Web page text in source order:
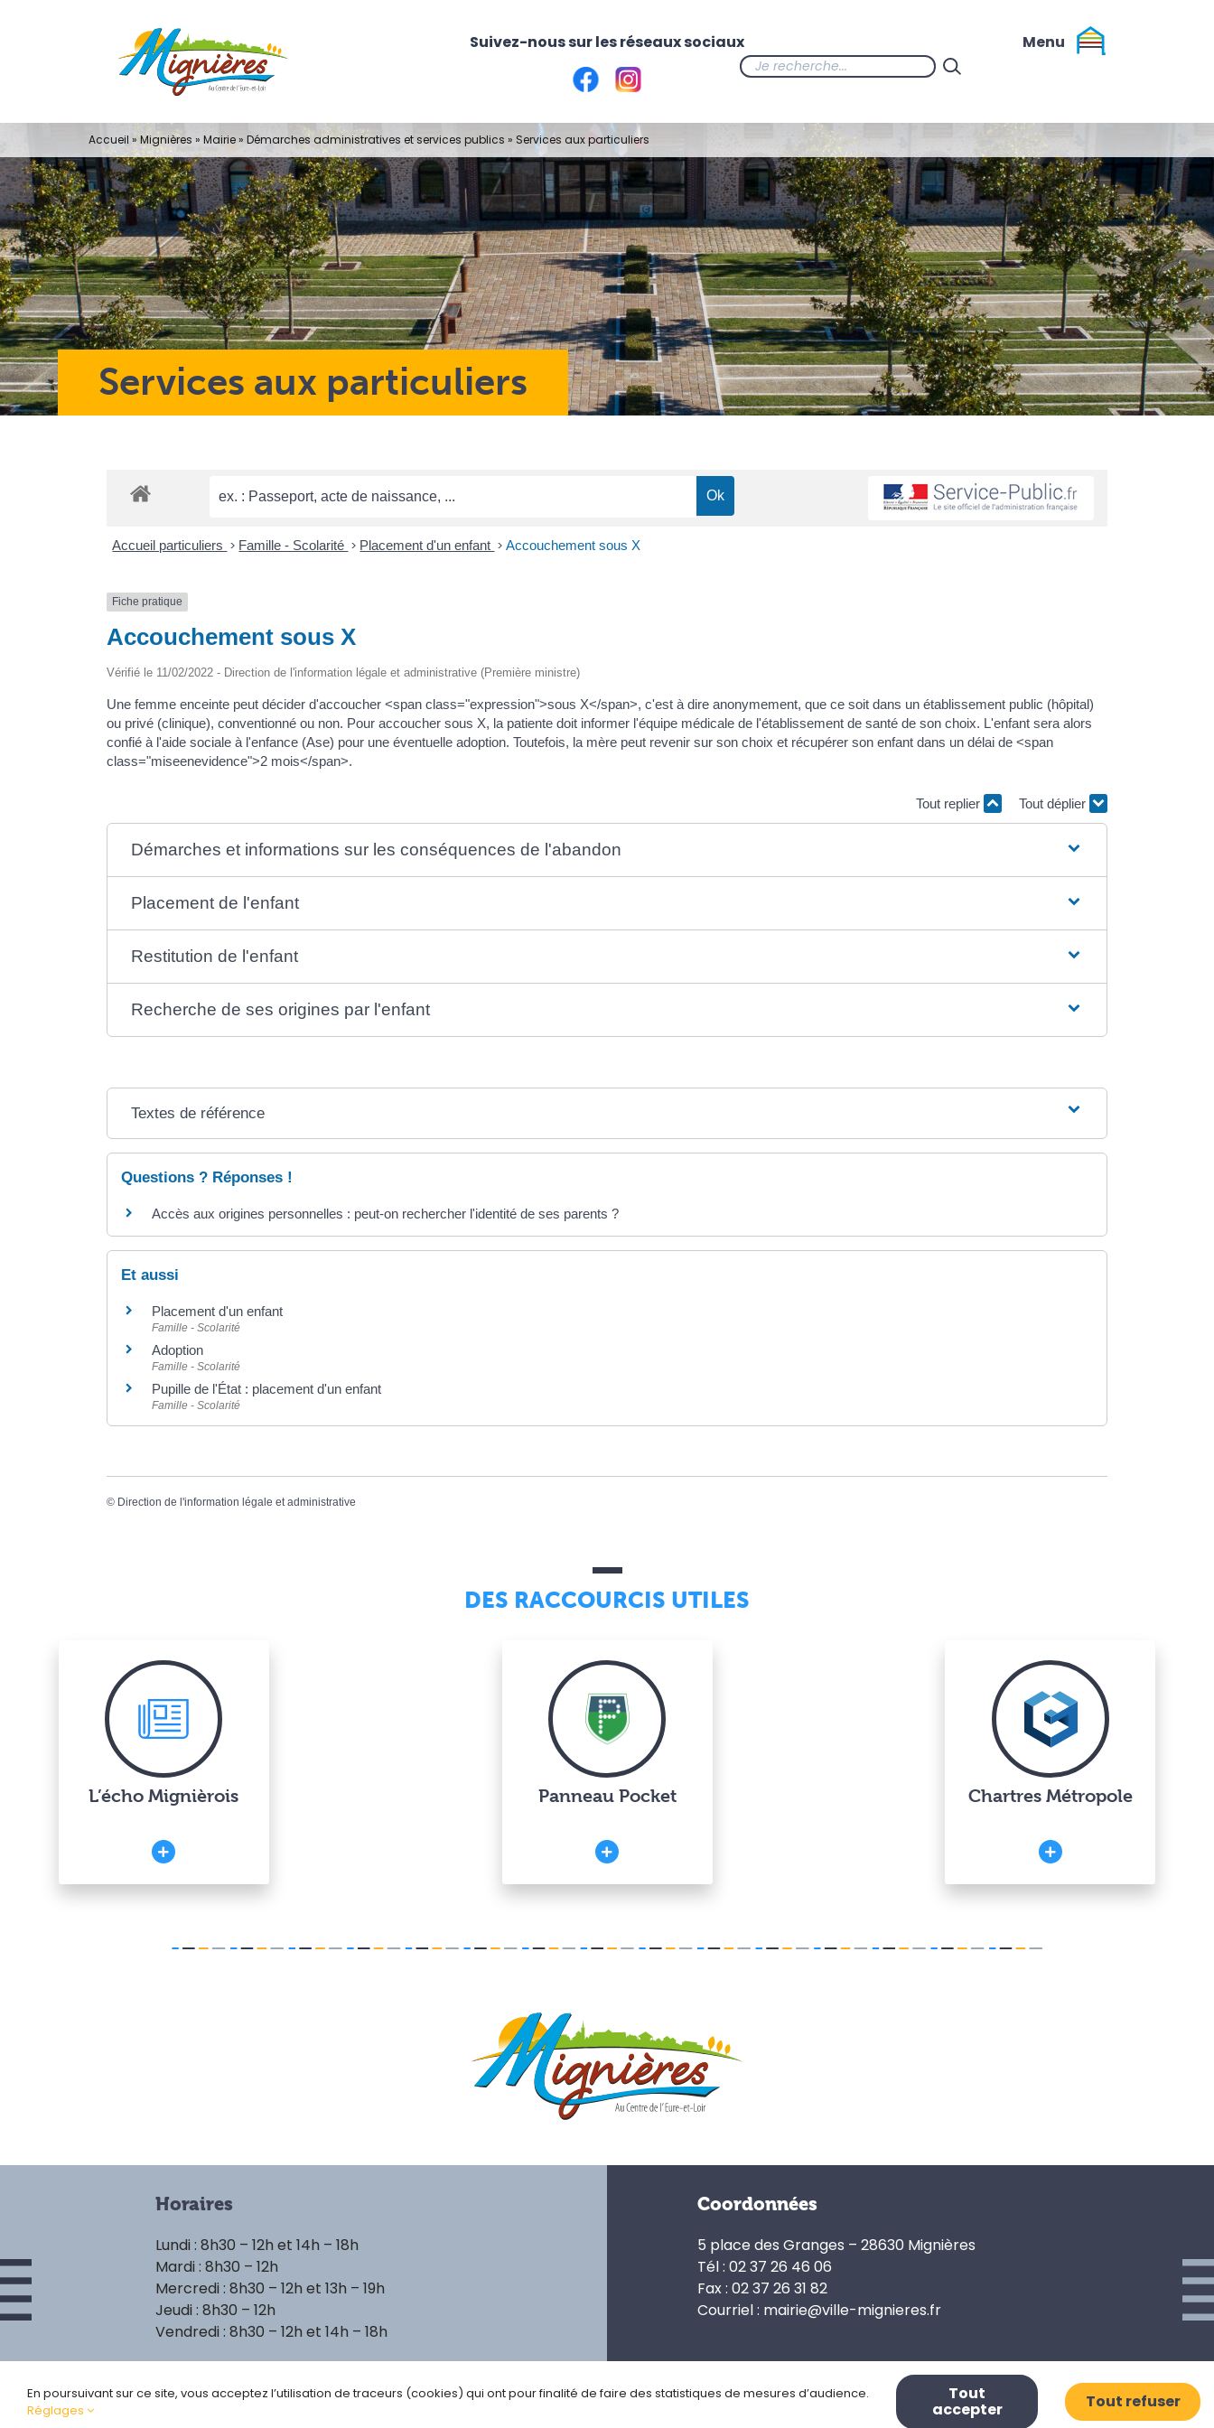
Services aux particuliers
Accueil » Mignières » Mairie» Démarches administratives et services publics » Services aux particuliers
Accueil particuliers > Famille - Scolarité > Placement d'un enfant > Accouchement sous X
Fiche pratique
Accouchement sous X
Vérifié le 11/02/2022 - Direction de l'information légale et administrative (Première ministre)
Une femme enceinte peut décider d'accoucher <span class="expression">sous X</span>, c'est à dire anonymement, que ce soit dans un établissement public (hôpital)
ou privé (clinique), conventionné ou non. Pour accoucher sous X, la patiente doit informer l'équipe médicale de l'établissement de santé de son choix. L'enfant sera alors
confié à l'aide sociale à l'enfance (Ase) pour une éventuelle adoption. Toutefois, la mère peut revenir sur son choix et récupérer son enfant dans un délai de <span
class="miseenevidence">2 mois</span>.
Tout replier Tout déplier
Démarches et informations sur les conséquences de l'abandon
Placement de l'enfant
Restitution de l'enfant
Recherche de ses origines par l'enfant
Textes de référence
Questions ? Réponses !
Accès aux origines personnelles : peut-on rechercher l'identité de ses parents ?
Et aussi
Placement d'un enfant
Famille - Scolarité
Adoption
Famille - Scolarité
Pupille de l'État : placement d'un enfant
Famille - Scolarité
© Direction de l'information légale et administrative
DES RACCOURCIS UTILES
L’écho Mignièrois Panneau Pocket Chartres Métropole
Horaires
Lundi : 8h30 – 12h et 14h – 18h
Mardi : 8h30 – 12h
Mercredi : 8h30 – 12h et 13h – 19h
Jeudi : 8h30 – 12h
Vendredi : 8h30 – 12h et 14h – 18h
Coordonnées
5 place des Granges – 28630 Mignières
Tél : 02 37 26 46 06
Fax : 02 37 26 31 82
Courriel : mairie@ville-mignieres.fr
Mentions légales
En poursuivant sur ce site, vous acceptez l’utilisation de traceurs (cookies) qui ont pour finalité de faire des statistiques de mesures d’audience.
Réglages
Tout
accepter Tout refuser